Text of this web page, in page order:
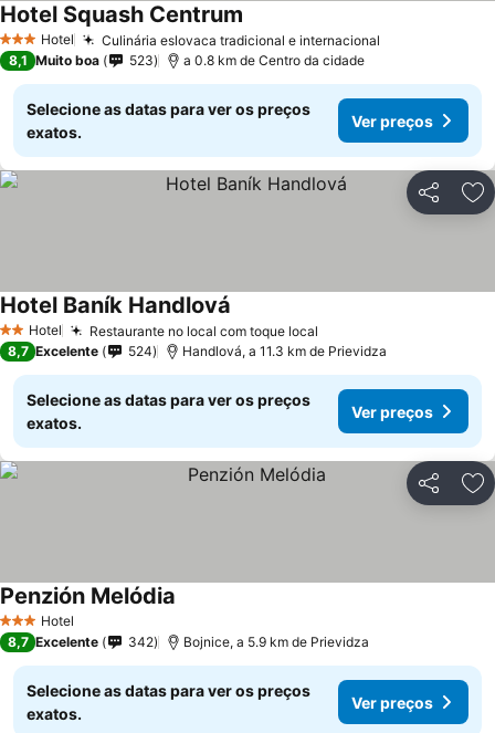
3 EstrelasHotel Culinária eslovaca tradicional e internacional
Hotel Squash Centrum
8,1 Muito boa 523 a 0.8 km de Centro da cidade
Selecione as datas para ver os preços
exatos.
Ver preços
Partilhar
2 Estrelas
Hotel Restaurante no local com toque local
Hotel Baník Handlová
8,7 Excelente 524 Handlová, a 11.3 km de Prievidza
Selecione as datas para ver os preços
exatos.
Ver preços
Partilhar
3 EstrelasHotel
Penzión Melódia
8,7 Excelente 342 Bojnice, a 5.9 km de Prievidza
Selecione as datas para ver os preços
exatos.
Ver preços